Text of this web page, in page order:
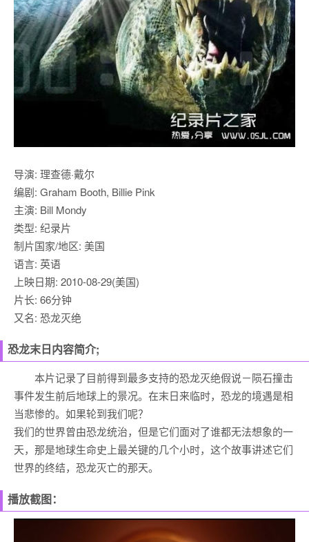
导演: 理查德·戴尔
编剧: Graham Booth, Billie Pink
主演: Bill Mondy
类型: 纪录片
制片国家/地区: 美国
语言: 英语
上映日期: 2010-08-29(美国)
片长: 66分钟
又名: 恐龙灭绝
恐龙末日内容简介;
本片记录了目前得到最多支持的恐龙灭绝假说－陨石撞击
事件发生前后地球上的景况。在末日来临时，恐龙的境遇是相
当悲惨的。如果轮到我们呢？
我们的世界曾由恐龙统治，但是它们面对了谁都无法想象的一
天，那是地球生命史上最关键的几个小时，这个故事讲述它们
世界的终结，恐龙灭亡的那天。
播放截图：